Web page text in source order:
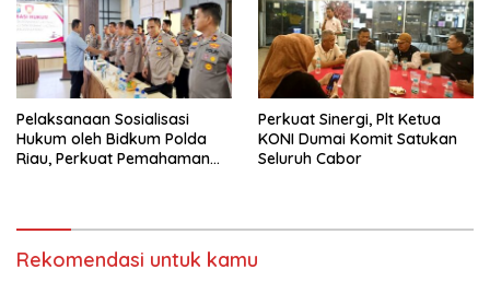
Pelaksanaan Sosialisasi
Hukum oleh Bidkum Polda
Riau, Perkuat Pemahaman
Perkuat Sinergi, Plt Ketua
KONI Dumai Komit Satukan
Seluruh Cabor
Rekomendasi untuk kamu